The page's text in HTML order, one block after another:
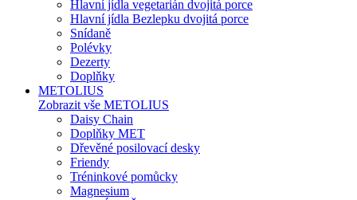
Hlavní jídla vegetarián dvojitá porce
Hlavní jídla Bezlepku dvojitá porce
Snídaně
Polévky
Dezerty
Doplňky
METOLIUS
Zobrazit vše METOLIUS
Daisy Chain
Doplňky MET
Dřevěné posilovací desky
Friendy
Tréninkové pomůcky
Magnesium